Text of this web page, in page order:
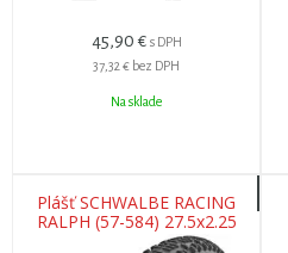
45,90 € s DPH
37,32 € bez DPH
Na sklade
Plášť SCHWALBE RACING
RALPH (57-584) 27.5x2.25
Performance 67EPI 670g